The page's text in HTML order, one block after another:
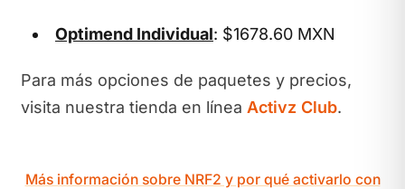
Optimend Individual: $1678.60 MXN
Para más opciones de paquetes y precios,
visita nuestra tienda en línea Activz Club.
Más información sobre NRF2 y por qué activarlo con